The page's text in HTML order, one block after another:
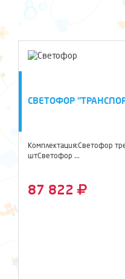
СВЕТОФОР
Комплектация:Светофор
штСветофор ...
87 822